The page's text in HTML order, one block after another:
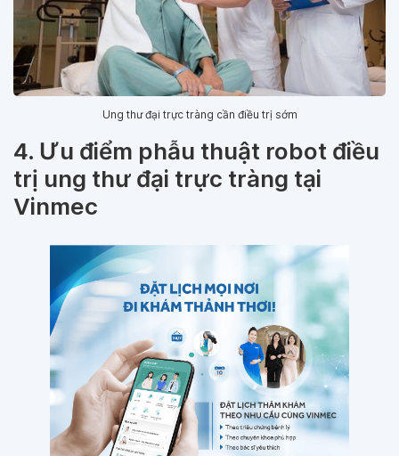
Ung thư đại trực tràng cần điều trị sớm
4. Ưu điểm phẫu thuật robot điều
trị ung thư đại trực tràng tại
Vinmec